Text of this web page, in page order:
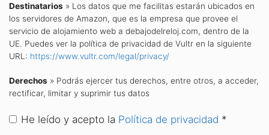
Destinatarios » Los datos que me facilitas estarán ubicados en
los servidores de Amazon, que es la empresa que provee el
servicio de alojamiento web a debajodelreloj.com, dentro de la
UE. Puedes ver la política de privacidad de Vultr en la siguiente
URL: https://www.vultr.com/legal/privacy/
Derechos » Podrás ejercer tus derechos, entre otros, a acceder,
rectificar, limitar y suprimir tus datos
He leído y acepto la Política de privacidad *